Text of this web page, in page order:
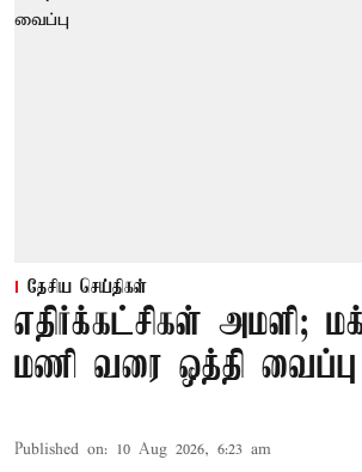
தேசிய செய்திகள்
எதிர்க்கட்சிகள் அமளி;
மணி வரை ஒத்தி வைப்பு
Published on: 10 Aug 2026, 6:23 am